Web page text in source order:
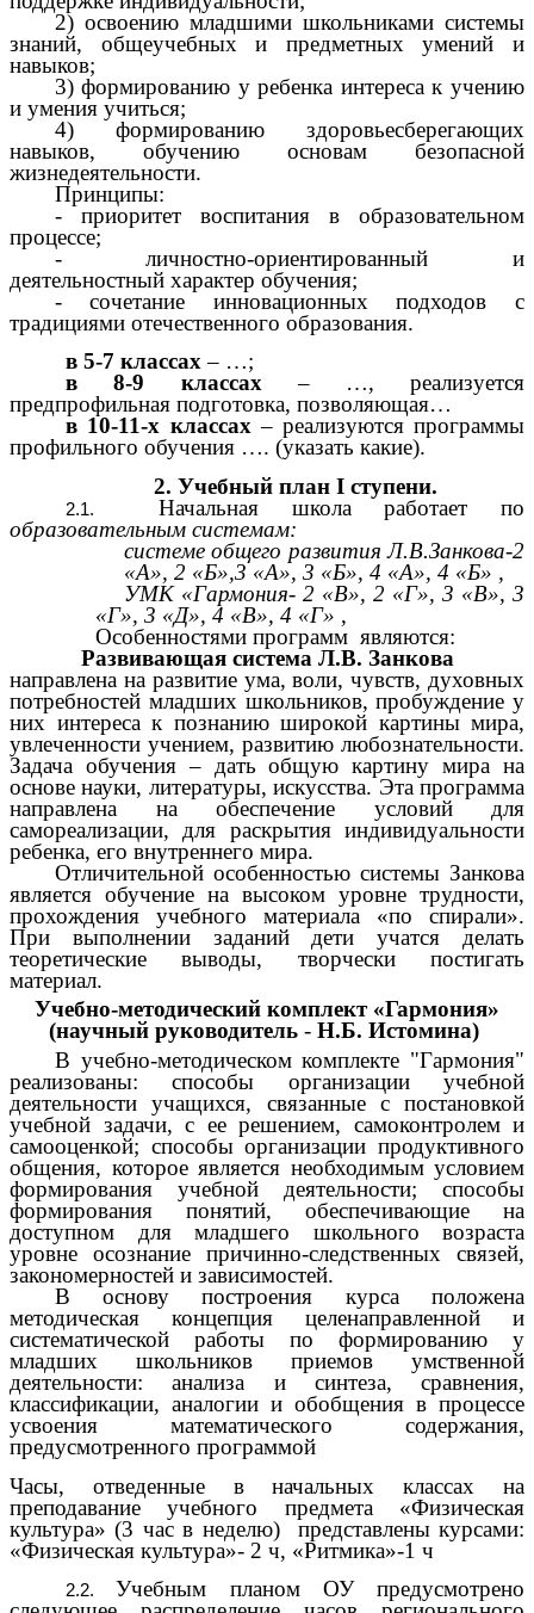
2) освоению младшими школьниками системы
знаний, общеучебных и предметных умений и
навыков;
3) формированию у ребенка интереса к учению
и умения учиться;
4) формированию здоровьесберегающих
навыков, обучению основам безопасной
жизнедеятельности.
Принципы:
- приоритет воспитания в образовательном
процессе;
- личностно-ориентированный и
деятельностный характер обучения;
- сочетание инновационных подходов с
традициями отечественного образования.
в 5-7 классах – …;
в 8-9 классах– …, реализуется
предпрофильная подготовка, позволяющая…
в 10-11-х классах – реализуются программы
профильного обучения …. (указать какие).
2. Учебный план I ступени.
Начальная школа работает по
образовательным системам:
системе общего развития Л.В.Занкова-2
«А», 2 «Б»,3 «А», 3 «Б», 4 «А», 4 «Б» ,
УМК «Гармония- 2 «В», 2 «Г», 3 «В», 3
«Г», 3 «Д», 4 «В», 4 «Г» ,
Особенностями программ являются:
Развивающая система Л.В. Занкова
направлена на развитие ума, воли, чувств, духовных
потребностей младших школьников, пробуждение у
них интереса к познанию широкой картины мира,
увлеченности учением, развитию любознательности.
Задача обучения – дать общую картину мира на
основе науки, литературы, искусства. Эта программа
направлена на обеспечение условий для
самореализации, для раскрытия индивидуальности
ребенка, его внутреннего мира.
Отличительной особенностью системы Занкова
является обучение на высоком уровне трудности,
прохождения учебного материала «по спирали».
При выполнении заданий дети учатся делать
теоретические выводы, творчески постигать
материал.
Учебно-методический комплект «Гармония»
(научный руководитель - Н.Б. Истомина)
В учебно-методическом комплекте "Гармония"
реализованы: способы организации учебной
деятельности учащихся, связанные с постановкой
учебной задачи, с ее решением, самоконтролем и
самооценкой; способы организации продуктивного
общения, которое является необходимым условием
формирования учебной деятельности; способы
формирования понятий, обеспечивающие на
доступном для младшего школьного возраста
уровне осознание причинно-следственных связей,
закономерностей и зависимостей.
В основу построения курса положена
методическая концепция целенаправленной и
систематической работы по формированию у
младших школьников приемов умственной
деятельности: анализа и синтеза, сравнения,
классификации, аналогии и обобщения в процессе
усвоения математического содержания,
предусмотренного программой
Часы, отведенные в начальных классах на
преподавание учебного предмета «Физическая
культура» (3 час в неделю) представлены курсами:
«Физическая культура»- 2 ч, «Ритмика»-1 ч
Учебным планом ОУ предусмотрено